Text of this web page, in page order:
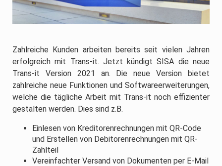
Zahlreiche Kunden arbeiten bereits seit vielen Jahren
erfolgreich mit Trans-it. Jetzt kündigt SISA die neue
Trans-it Version 2021 an. Die neue Version bietet
zahlreiche neue Funktionen und Softwareerweiterungen,
welche die tägliche Arbeit mit Trans-it noch effizienter
gestalten werden. Dies sind z.B.
Einlesen von Kreditorenrechnungen mit QR-Code
und Erstellen von Debitorenrechnungen mit QR-
Zahlteil
Vereinfachter Versand von Dokumenten per E-Mail